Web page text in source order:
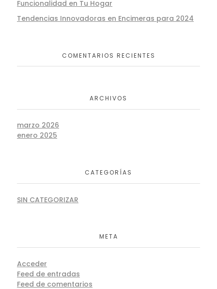
Funcionalidad en Tu Hogar
Tendencias Innovadoras en Encimeras para 2024
COMENTARIOS RECIENTES
ARCHIVOS
marzo 2026
enero 2025
CATEGORÍAS
SIN CATEGORIZAR
META
Acceder
Feed de entradas
Feed de comentarios